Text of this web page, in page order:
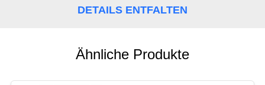
DETAILS ENTFALTEN
Ähnliche Produkte